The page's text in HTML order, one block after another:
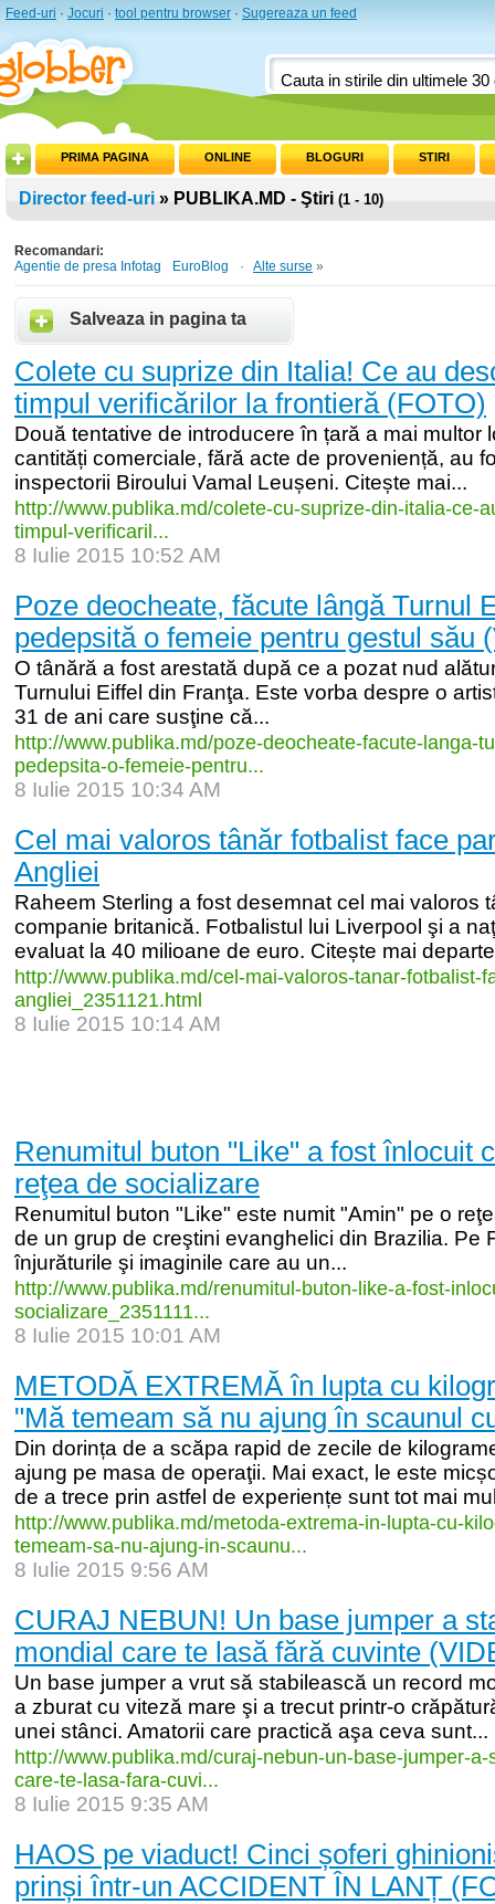
Feed-uri · Jocuri · tool pentru browser · Sugereaza un feed
PRIMA PAGINA ONLINE BLOGURI STIRI
Director feed-uri » PUBLIKA.MD - Ştiri (1 - 10)
Recomandari:
Agentie de presa Infotag
EuroBlog · Alte surse »
Salveaza in pagina ta
Colete cu suprize din Italia! Ce au
timpul verificărilor la frontieră (FOTO)
Două tentative de introducere în țară a mai multor
cantități comerciale, fără acte de proveniență, au
inspectorii Biroului Vamal Leușeni. Citește mai...
http://www.publika.md/colete-cu-suprize-din-italia-ce-
timpul-verificaril...
8 Iulie 2015 10:52 AM
Poze deocheate, făcute lângă Turnul
pedepsită o femeie pentru gestul său
O tânără a fost arestată după ce a pozat nud
Turnului Eiffel din Franţa. Este vorba despre o
31 de ani care susţine că...
http://www.publika.md/poze-deocheate-facute- langa-
pedepsita-o-femeie-pentru...
8 Iulie 2015 10:34 AM
Cel mai valoros tânăr fotbalist face
Angliei
Raheem Sterling a fost desemnat cel mai valoros
companie britanică. Fotbalistul lui Liverpool şi a
evaluat la 40 milioane de euro. Citește mai
http://www.publika.md/cel-mai-valoros-tanar-fotbalist-
angliei_ 2351121.html
8 Iulie 2015 10:14 AM
Renumitul buton "Like" a fost înlocuit
reţea de socializare
Renumitul buton "Like" este numit "Amin" pe o
de un grup de creştini evanghelici din Brazilia. Pe
înjurăturile şi imaginile care au un...
http://www.publika.md/renumitul-buton- like-a-fost-
socializare_ 2351111...
8 Iulie 2015 10:01 AM
METODĂ EXTREMĂ în lupta cu
"Mă temeam să nu ajung în scaunul
Din dorința de a scăpa rapid de zecile de
ajung pe masa de operaţii. Mai exact, le este
de a trece prin astfel de experiențe sunt tot mai
http://www.publika.md/metoda-extrema-in- lupta-cu-
temeam-sa-nu-ajung-in-scaunu...
8 Iulie 2015 9:56 AM
CURAJ NEBUN! Un base jumper a
mondial care te lasă fără cuvinte
Un base jumper a vrut să stabilească un record
a zburat cu viteză mare şi a trecut printr-o
unei stânci. Amatorii care practică aşa ceva sunt...
http://www.publika.md/curaj-nebun-un-base-jumper-a-
care-te- lasa-fara-cuvi...
8 Iulie 2015 9:35 AM
HAOS pe viaduct! Cinci șoferi
prinși într-un ACCIDENT ÎN LANȚ